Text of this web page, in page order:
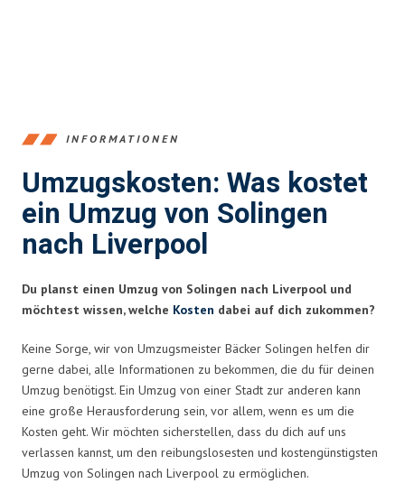
INFORMATIONEN
Umzugskosten: Was kostet
ein Umzug von Solingen
nach Liverpool
Du planst einen Umzug von Solingen nach Liverpool und
möchtest wissen, welche Kosten dabei auf dich zukommen?
Keine Sorge, wir von Umzugsmeister Bäcker Solingen helfen dir
gerne dabei, alle Informationen zu bekommen, die du für deinen
Umzug benötigst. Ein Umzug von einer Stadt zur anderen kann
eine große Herausforderung sein, vor allem, wenn es um die
Kosten geht. Wir möchten sicherstellen, dass du dich auf uns
verlassen kannst, um den reibungslosesten und kostengünstigsten
Umzug von Solingen nach Liverpool zu ermöglichen.